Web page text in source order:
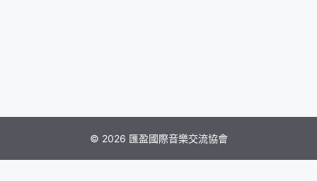
© 2026 匯盈國際音樂交流協會